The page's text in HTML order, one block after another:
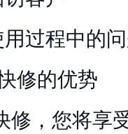
过程中的
修的优势
修，您将享